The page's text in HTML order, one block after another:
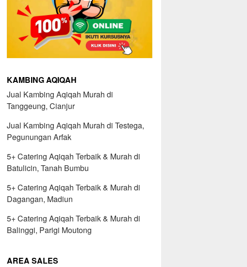
KAMBING AQIQAH
Jual Kambing Aqiqah Murah di
Tanggeung, Cianjur
Jual Kambing Aqiqah Murah di Testega,
Pegunungan Arfak
5+ Catering Aqiqah Terbaik & Murah di
Batulicin, Tanah Bumbu
5+ Catering Aqiqah Terbaik & Murah di
Dagangan, Madiun
5+ Catering Aqiqah Terbaik & Murah di
Balinggi, Parigi Moutong
AREA SALES